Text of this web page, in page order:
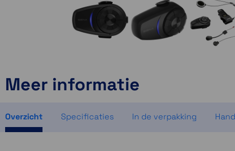
Meer informatie
Overzicht Specificaties In de verpakking